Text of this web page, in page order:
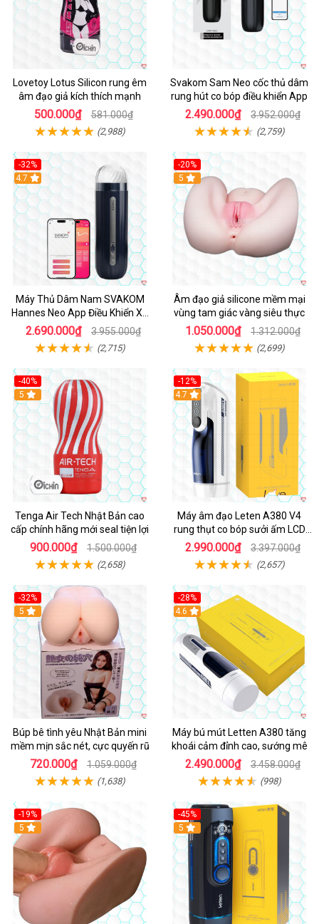
Lovetoy Lotus Silicon rung êm
âm đạo giả kích thích mạnh
500.000₫ 581.000₫
(2,988)
Svakom Sam Neo cốc thủ dâm
rung hút co bóp điều khiển App
2.490.000₫ 3.952.000₫
(2,759)
-32%
Hot
4.7
Máy Thủ Dâm Nam SVAKOM
Hannes Neo App Điều Khiển Xa
Cao Cấp
2.690.000₫ 3.955.000₫
(2,715)
-20%
Hot
5
Âm đạo giả silicone mềm mại
vùng tam giác vàng siêu thực
1.050.000₫ 1.312.000₫
(2,699)
-40%
Hot
5
Tenga Air Tech Nhật Bản cao
cấp chính hãng mới seal tiện lợi
900.000₫ 1.500.000₫
(2,658)
-12%
Hot
4.7
Máy âm đạo Leten A380 V4
rung thụt co bóp sưởi ấm LCD
đẹp
2.990.000₫ 3.397.000₫
(2,657)
-32%
Hot
5
Búp bê tình yêu Nhật Bản mini
mềm mịn sắc nét, cực quyến rũ
720.000₫ 1.059.000₫
(1,638)
-28%
Hot
4.6
Máy bú mút Letten A380 tăng
khoái cảm đỉnh cao, sướng mê
2.490.000₫ 3.458.000₫
(998)
-19%
Hot
5
-45%
Hot
5